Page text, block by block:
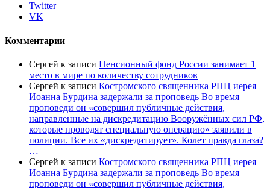
Twitter
VK
Комментарии
Сергей к записи Пенсионный фонд России занимает 1
место в мире по количеству сотрудников
Сергей к записи Костромского священника РПЦ иерея
Иоанна Бурдина задержали за проповедь Во время
проповеди он «совершил публичные действия,
направленные на дискредитацию Вооружённых сил РФ,
которые проводят специальную операцию» заявили в
полиции. Все их «дискредитирует». Колет правда глаза?
…
Сергей к записи Костромского священника РПЦ иерея
Иоанна Бурдина задержали за проповедь Во время
проповеди он «совершил публичные действия,